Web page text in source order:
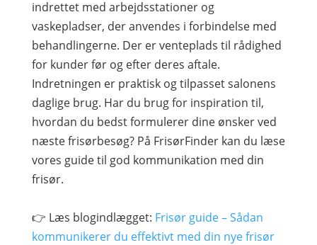
indrettet med arbejdsstationer og
vaskepladser, der anvendes i forbindelse med
behandlingerne. Der er venteplads til rådighed
for kunder før og efter deres aftale.
Indretningen er praktisk og tilpasset salonens
daglige brug. Har du brug for inspiration til,
hvordan du bedst formulerer dine ønsker ved
næste frisørbesøg? På FrisørFinder kan du læse
vores guide til god kommunikation med din
frisør.
👉 Læs blogindlægget: Frisør guide – Sådan
kommunikerer du effektivt med din nye frisør